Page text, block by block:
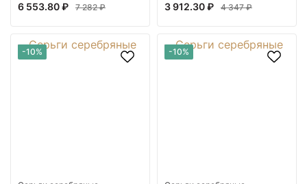
6 553.80 ₽ 7 282 ₽ 3 912.30 ₽ 4 347 ₽
-10% -10%